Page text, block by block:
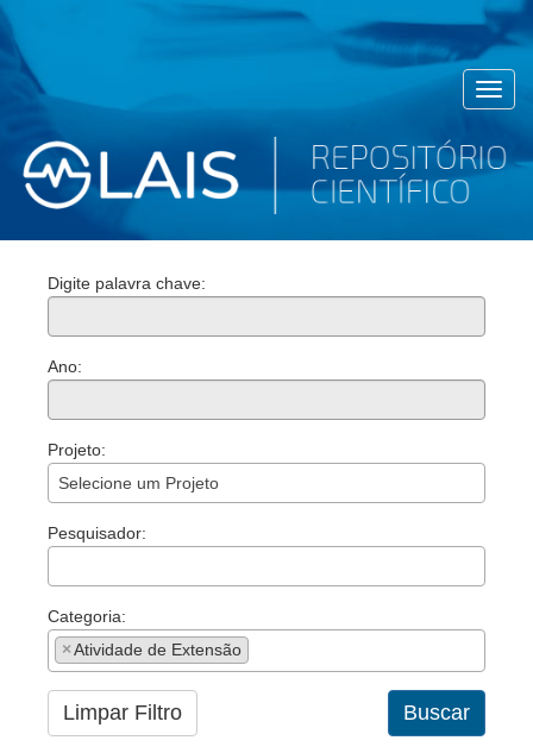
Digite palavra chave:
Ano:
Projeto:
Selecione um Projeto
Pesquisador:
Categoria:
×Atividade de Extensão
Limpar Filtro Buscar